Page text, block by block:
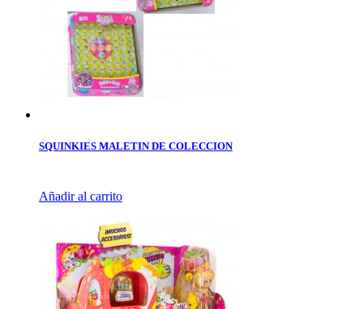
SQUINKIES MALETIN DE COLECCION
Añadir al carrito